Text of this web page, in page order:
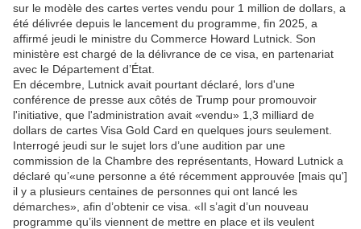
sur le modèle des cartes vertes vendu pour 1 million de dollars, a
été délivrée depuis le lancement du programme, fin 2025, a
affirmé jeudi le ministre du Commerce Howard Lutnick. Son
ministère est chargé de la délivrance de ce visa, en partenariat
avec le Département d’État.
En décembre, Lutnick avait pourtant déclaré, lors d'une
conférence de presse aux côtés de Trump pour promouvoir
l'initiative, que l'administration avait «vendu» 1,3 milliard de
dollars de cartes Visa Gold Card en quelques jours seulement.
Interrogé jeudi sur le sujet lors d’une audition par une
commission de la Chambre des représentants, Howard Lutnick a
déclaré qu’«une personne a été récemment approuvée [mais qu']
il y a plusieurs centaines de personnes qui ont lancé les
démarches», afin d’obtenir ce visa. «Il s’agit d’un nouveau
programme qu’ils viennent de mettre en place et ils veulent